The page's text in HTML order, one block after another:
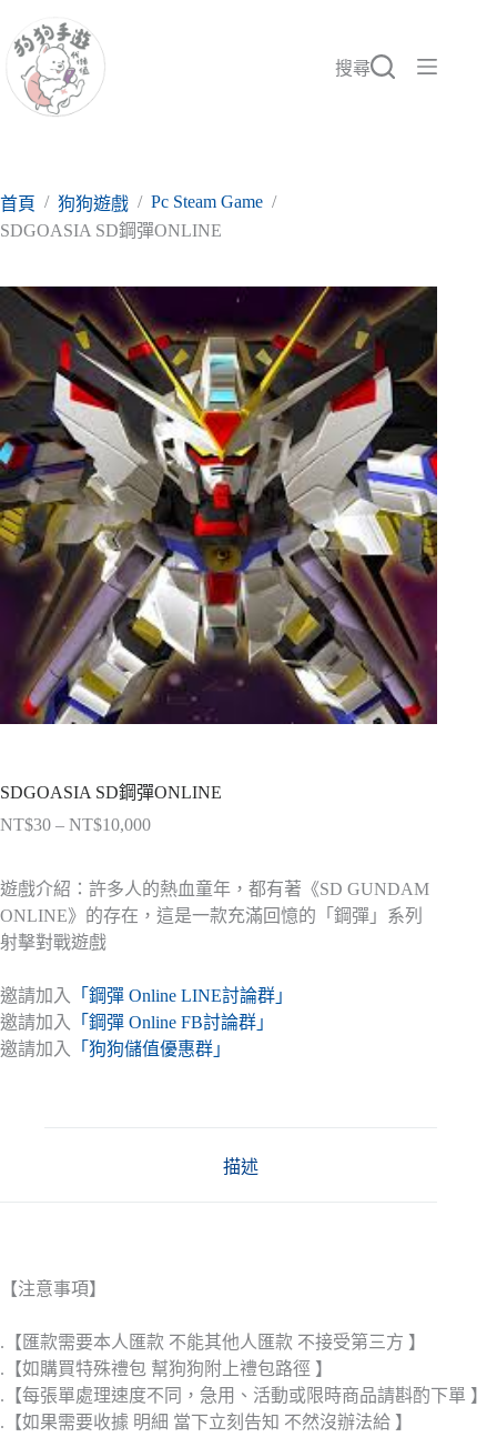
至
要
搜尋
首頁 / 狗狗遊戲 / Pc Steam Game /
SDGOASIA SD鋼彈ONLINE
SDGOASIA SD鋼彈ONLINE
NT$30 – NT$10,000價
範
圍：
NT$30
遊戲介紹：許多人的熱血童年，都有著《SD GUNDAM
ONLINE》的存在，這是一款充滿回憶的「鋼彈」系列
射擊對戰遊戲
邀請加入
「鋼彈 Online LINE討論群」
邀請加入
「鋼彈 Online FB討論群」
邀請加入
「狗狗儲值優惠群」
描述
【注意事項】
.【匯款需要本人匯款 不能其他人匯款 不接受第三方 】
.【如購買特殊禮包 幫狗狗附上禮包路徑 】
.【每張單處理速度不同，急用、活動或限時商品請斟酌下單 】
.【如果需要收據 明細 當下立刻告知 不然沒辦法給 】